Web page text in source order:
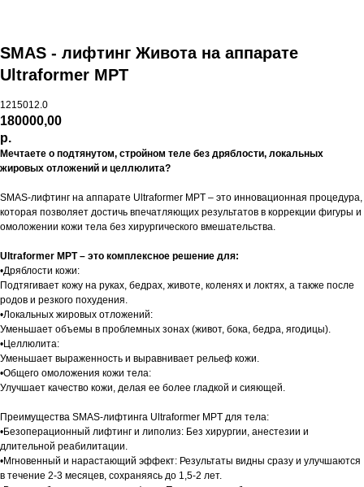
SMAS - лифтинг Живота на аппарате
Ultraformer MPT
1215012.0
180000,00
р.
Мечтаете о подтянутом, стройном теле без дряблости, локальных
жировых отложений и целлюлита?
SMAS-лифтинг на аппарате Ultraformer MPT – это инновационная процедура,
которая позволяет достичь впечатляющих результатов в коррекции фигуры и
омоложении кожи тела без хирургического вмешательства.
Ultraformer MPT – это комплексное решение для:
•Дряблости кожи:
Подтягивает кожу на руках, бедрах, животе, коленях и локтях, а также после
родов и резкого похудения.
•Локальных жировых отложений:
Уменьшает объемы в проблемных зонах (живот, бока, бедра, ягодицы).
•Целлюлита:
Уменьшает выраженность и выравнивает рельеф кожи.
•Общего омоложения кожи тела:
Улучшает качество кожи, делая ее более гладкой и сияющей.
Преимущества SMAS-лифтинга Ultraformer MPT для тела:
•Безоперационный лифтинг и липолиз: Без хирургии, анестезии и
длительной реабилитации.
•Мгновенный и нарастающий эффект: Результаты видны сразу и улучшаются
в течение 2-3 месяцев, сохраняясь до 1,5-2 лет.